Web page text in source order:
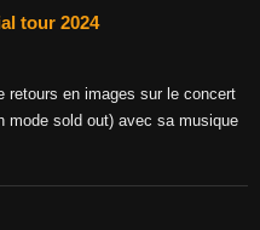
tour 2024
retours en images sur le concert
mode sold out) avec sa musique